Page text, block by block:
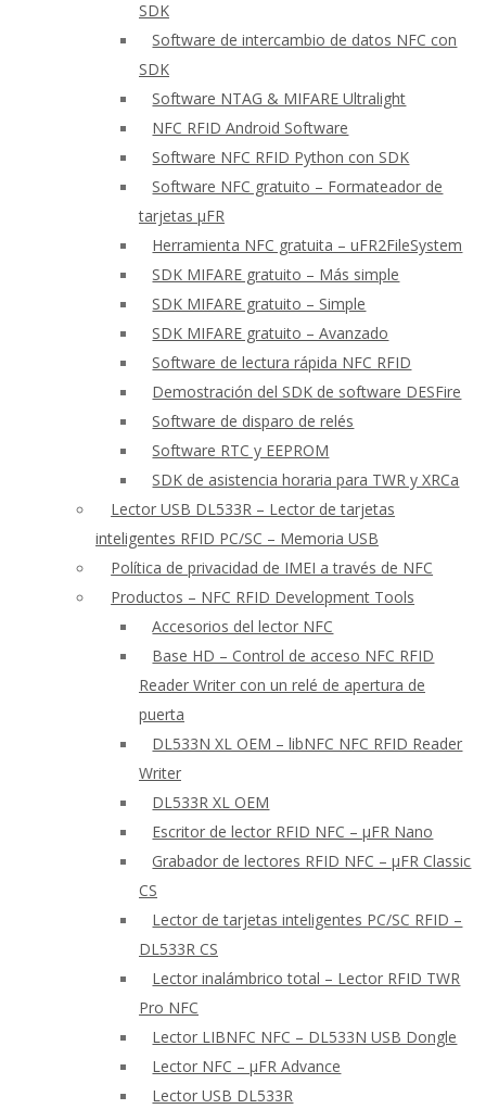
SDK
Software de intercambio de datos NFC con
SDK
Software NTAG & MIFARE Ultralight
NFC RFID Android Software
Software NFC RFID Python con SDK
Software NFC gratuito – Formateador de
tarjetas μFR
Herramienta NFC gratuita – uFR2FileSystem
SDK MIFARE gratuito – Más simple
SDK MIFARE gratuito – Simple
SDK MIFARE gratuito – Avanzado
Software de lectura rápida NFC RFID
Demostración del SDK de software DESFire
Software de disparo de relés
Software RTC y EEPROM
SDK de asistencia horaria para TWR y XRCa
Lector USB DL533R – Lector de tarjetas
inteligentes RFID PC/SC – Memoria USB
Política de privacidad de IMEI a través de NFC
Productos – NFC RFID Development Tools
Accesorios del lector NFC
Base HD – Control de acceso NFC RFID
Reader Writer con un relé de apertura de
puerta
DL533N XL OEM – libNFC NFC RFID Reader
Writer
DL533R XL OEM
Escritor de lector RFID NFC – μFR Nano
Grabador de lectores RFID NFC – μFR Classic
CS
Lector de tarjetas inteligentes PC/SC RFID –
DL533R CS
Lector inalámbrico total – Lector RFID TWR
Pro NFC
Lector LIBNFC NFC – DL533N USB Dongle
Lector NFC – μFR Advance
Lector USB DL533R